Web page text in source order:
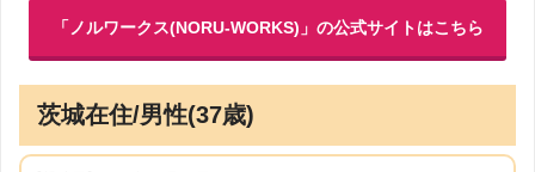
「ノルワークス(NORU-WORKS)」の公式サイトはこちら
茨城在住/男性(37歳)